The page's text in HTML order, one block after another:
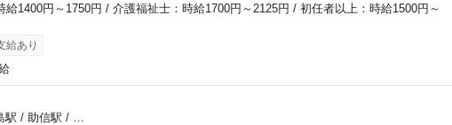
給1400円～1750円 / 介護福祉士：時給1700円～2125円 / 初任者以上：時給1500円～
給あり
駅 / 助信駅 /